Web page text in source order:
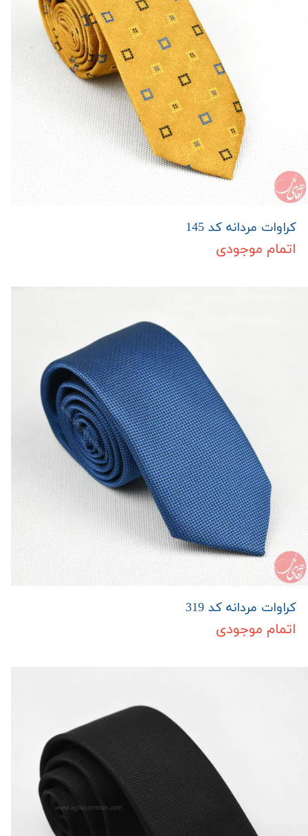
کراوات مردانه کد 145
اتمام موجودی
کراوات مردانه کد 319
اتمام موجودی